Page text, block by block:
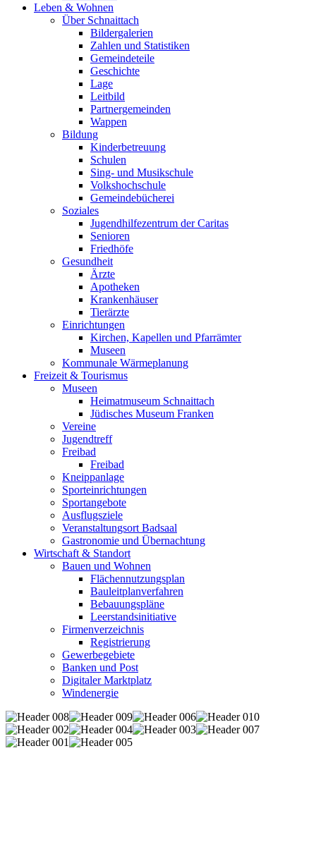
Leben & Wohnen
Über Schnaittach
Bildergalerien
Zahlen und Statistiken
Gemeindeteile
Geschichte
Lage
Leitbild
Partnergemeinden
Wappen
Bildung
Kinderbetreuung
Schulen
Sing- und Musikschule
Volkshochschule
Gemeindebücherei
Soziales
Jugendhilfezentrum der Caritas
Senioren
Friedhöfe
Gesundheit
Ärzte
Apotheken
Krankenhäuser
Tierärzte
Einrichtungen
Kirchen, Kapellen und Pfarrämter
Museen
Kommunale Wärmeplanung
Freizeit & Tourismus
Museen
Heimatmuseum Schnaittach
Jüdisches Museum Franken
Vereine
Jugendtreff
Freibad
Freibad
Kneippanlage
Sporteinrichtungen
Sportangebote
Ausflugsziele
Veranstaltungsort Badsaal
Gastronomie und Übernachtung
Wirtschaft & Standort
Bauen und Wohnen
Flächennutzungsplan
Bauleitplanverfahren
Bebauungspläne
Leerstandsinitiative
Firmenverzeichnis
Registrierung
Gewerbegebiete
Banken und Post
Digitaler Marktplatz
Windenergie